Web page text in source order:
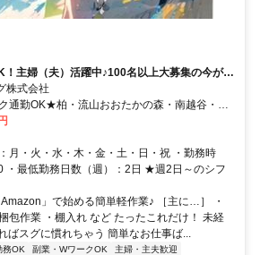
主婦（夫）活躍中♪100名以上大募集の今がチ
作業STAFF★WEB登録会開催中！
株式会社
通勤OK★柏・流山おおたかの森・南越谷・新
あり
月・火・水・木・金・土・日・祝 ・勤務時
・最低勤務日数（週）：2日 ★週2日～のシフ
」で始める簡単軽作業♪ ［主に…］ ・
包作業 ・棚入れ など たったこれだけ！ 未経
ばスグに慣れちゃう 簡単なお仕事ば...
務OK 副業・WワークOK
主婦・主夫歓迎